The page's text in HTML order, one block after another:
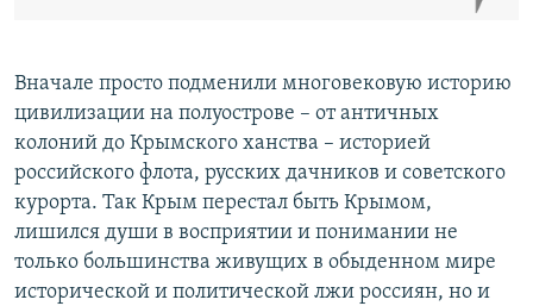
Вначале просто подменили многовековую историю
цивилизации на полуострове – от античных
колоний до Крымского ханства – историей
российского флота, русских дачников и советского
курорта. Так Крым перестал быть Крымом,
лишился души в восприятии и понимании не
только большинства живущих в обыденном мире
исторической и политической лжи россиян, но и